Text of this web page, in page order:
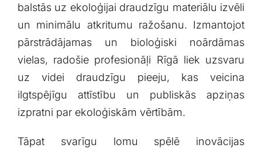
balstās ​uz ekoloģijai draudzīgu materiālu izvēli
un minimālu atkritumu ražošanu. Izmantojot
pārstrādājamas un ⁣bioloģiski noārdāmas
vielas, radošie profesionāļi⁢ Rīgā liek uzsvaru
uz videi draudzīgu​ pieeju, kas veicina‌
ilgtspējīgu attīstību un ⁣publiskās apziņas
izpratni par ⁤ekoloģiskām vērtībām.
Tāpat svarīgu lomu spēlē inovācijas